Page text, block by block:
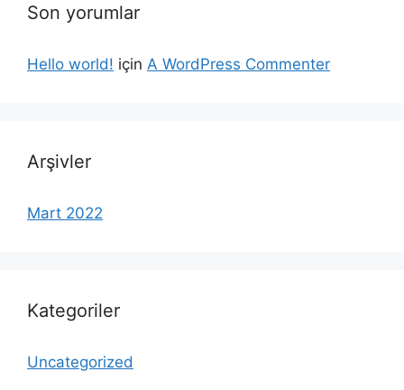
Son yorumlar
Hello world! için A WordPress Commenter
Arşivler
Mart 2022
Kategoriler
Uncategorized